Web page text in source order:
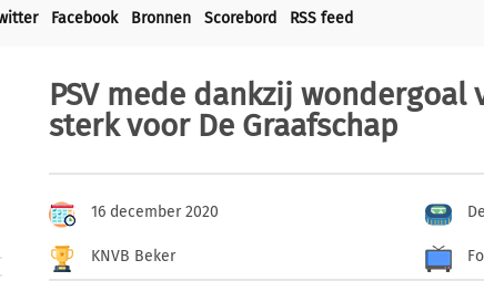
Facebook Bronnen Scorebord RSS feed
PSV mede dankzij wondergoal
sterk voor De Graafschap
16 december 2020
KNVB Beker